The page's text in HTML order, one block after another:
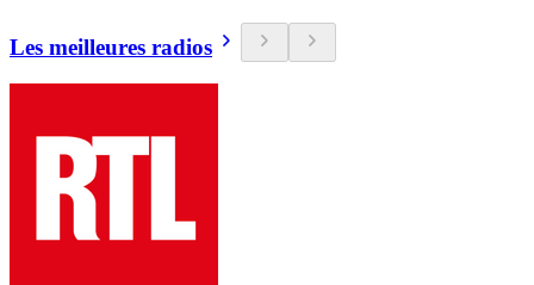
Les meilleures radios